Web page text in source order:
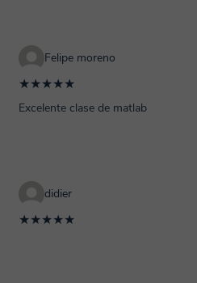
Felipe moreno
★★★★★
Excelente clase de matlab
didier
★★★★★